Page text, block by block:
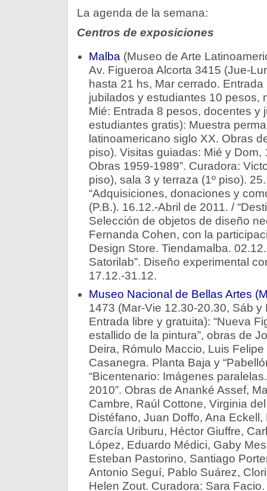
La agenda de la semana:
Centros de exposiciones
Malba (Museo de Arte
Av. Figueroa Alcorta 3415 (Jue-
hasta 21 hs, Mar cerrado.
jubilados y estudiantes 10 pesos,
Mié: Entrada 8 pesos, docentes y
estudiantes gratis): Muestra
latinoamericano siglo XX. Obras
piso). Visitas guiadas: Mié y Dom,
Obras 1959-1989”. Curadora:
piso), sala 3 y terraza (1º piso).
“Adquisiciones, donaciones y
(P.B.). 16.12.-Abril de 2011. /
Selección de objetos de diseño
Fernanda Cohen, con la
Design Store. Tiendamalba.
Satorilab”. Diseño experimental
17.12.-31.12.
Museo Nacional de Bellas Artes
1473 (Mar-Vie 12.30-20.30, Sáb y
Entrada libre y gratuita): “Nueva
estallido de la pintura”, obras de
Deira, Rómulo Maccio, Luis
Casanegra. Planta Baja y
“Bicentenario: Imágenes
2010”. Obras de Ananké Assef,
Cambre, Raúl Cottone, Virginia
Distéfano, Juan Doffo, Ana
García Uriburu, Héctor Giuffre,
López, Eduardo Médici, Gaby
Esteban Pastorino, Santiago
Antonio Seguí, Pablo Suárez,
Helen Zout. Curadora: Sara